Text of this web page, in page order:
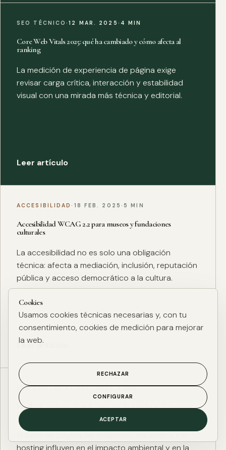
SEO TÉCNICO·12 MAR. 2025 · 4 MIN
Core Web Vitals 2025: qué ha cambiado y cómo afecta al
ranking
La medición de experiencia de página exige
revisar carga crítica, interacción y estabilidad
visual con una mirada más técnica y editorial.
Leer artículo
ACCESIBILIDAD · 18 FEB. 2025 · 5 MIN
Accesibilidad WCAG 2.2 para museos y fundaciones
culturales
La accesibilidad no es solo una obligación
técnica: afecta a mediación, inclusión, reputación
pública y acceso democrático a la cultura.
Leer artículo
ESG DIGITAL·27 ENE. 2025·4 MIN
Huella de carbono digital: cómo medir y reducir el impacto
ESG de una web
El peso de página, las imágenes, los scripts y el
hosting influyen en el impacto ambiental y en la
Cookies
Usamos cookies técnicas necesarias y, con tu
consentimiento, cookies de medición para mejorar
la web.
RECHAZAR
CONFIGURAR
ACEPTAR